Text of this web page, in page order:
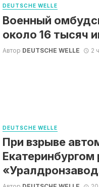
DEUTSCHE WELLE
Военный
около 16 тысяч
Автор DEUTSCHE WELLE 2
DEUTSCHE WELLE
При взрыве
Екатеринбургом